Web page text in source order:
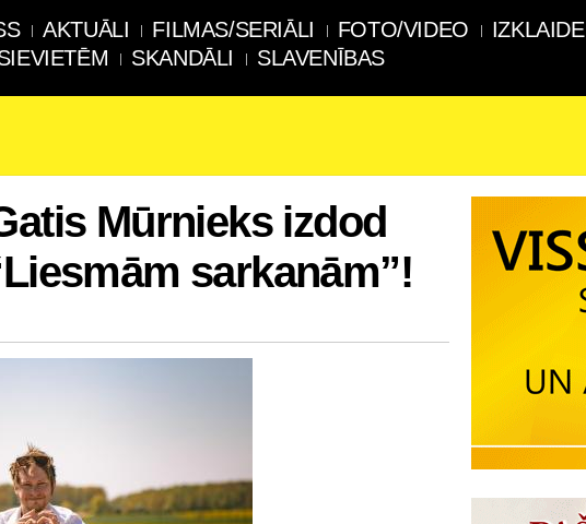
AKTUĀLI FILMAS/SERIĀLI FOTO/VIDEO
IZKLAIDE
SKANDĀLI SLAVENĪBAS
Mūrnieks izdod
sarkanām”!